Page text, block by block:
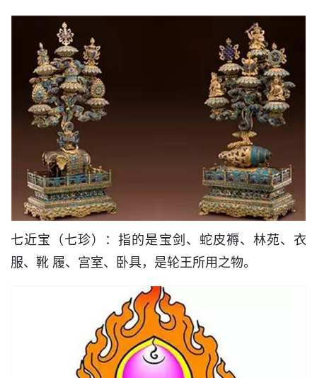
七近宝（七珍）：指的是宝剑、蛇皮褥、林苑、衣
服、靴 履、宫室、卧具，是轮王所用之物。